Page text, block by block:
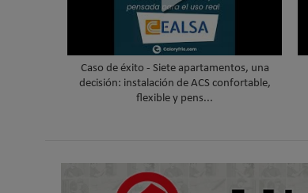
Caso de éxito - Siete apartamentos, una
decisión: instalación de ACS confortable,
flexible y pens...